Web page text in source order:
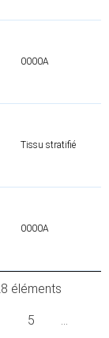
0000A
Tissu stratifié
0000A
éléments
5
…